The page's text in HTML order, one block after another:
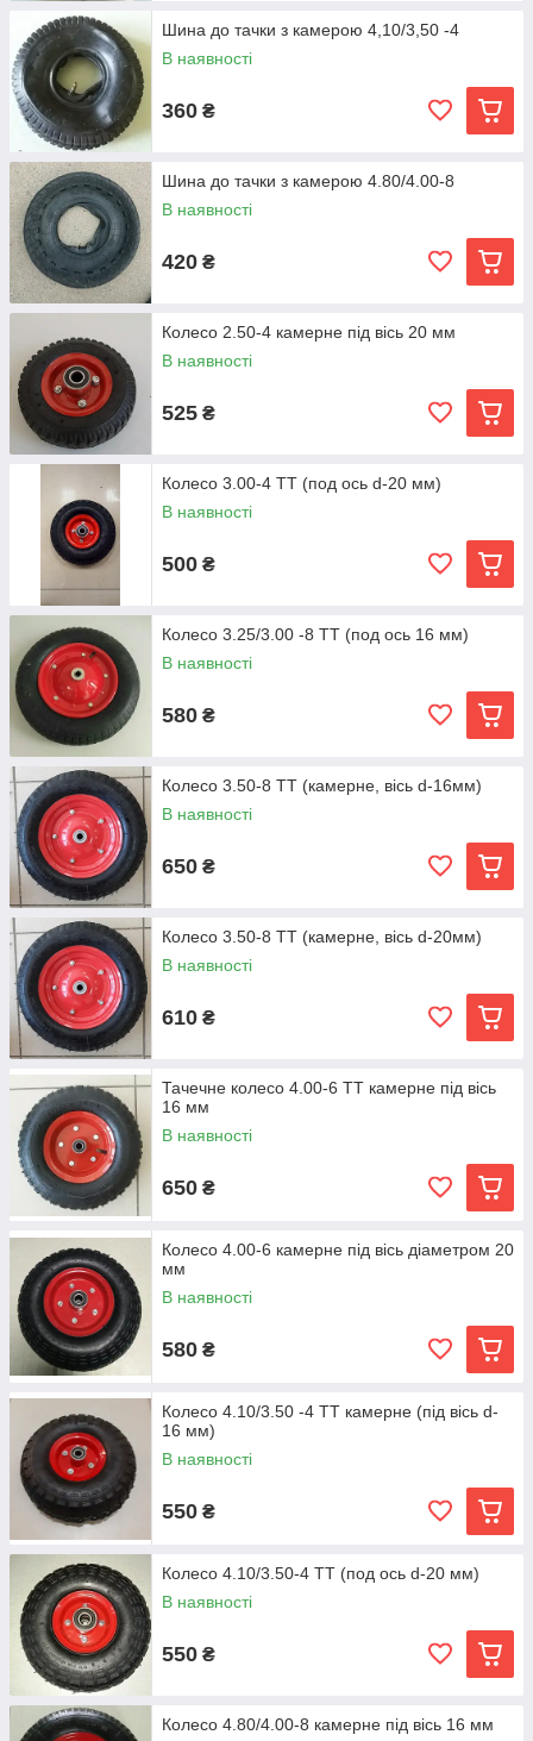
Шина до тачки з камерою 4,10/3,50 -4
В наявності
360 ₴
Шина до тачки з камерою 4.80/4.00-8
В наявності
420 ₴
Колесо 2.50-4 камерне під вісь 20 мм
В наявності
525 ₴
Колесо 3.00-4 TT (под ось d-20 мм)
В наявності
500 ₴
Колесо 3.25/3.00 -8 TT (под ось 16 мм)
В наявності
580 ₴
Колесо 3.50-8 TT (камерне, вісь d-16мм)
В наявності
650 ₴
Колесо 3.50-8 TT (камерне, вісь d-20мм)
В наявності
610 ₴
Тачечне колесо 4.00-6 TT камерне під вісь
16 мм
В наявності
650 ₴
Колесо 4.00-6 камерне під вісь діаметром 20
мм
В наявності
580 ₴
Колесо 4.10/3.50 -4 TT камерне (під вісь d-
16 мм)
В наявності
550 ₴
Колесо 4.10/3.50-4 TT (под ось d-20 мм)
В наявності
550 ₴
Колесо 4.80/4.00-8 камерне під вісь 16 мм